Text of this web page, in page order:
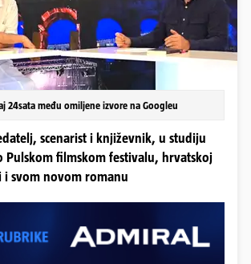
24sata među omiljene izvore na Googleu
scenarist i književnik, u studiju
Pulskom filmskom festivalu, hrvatskoj
i svom novom romanu